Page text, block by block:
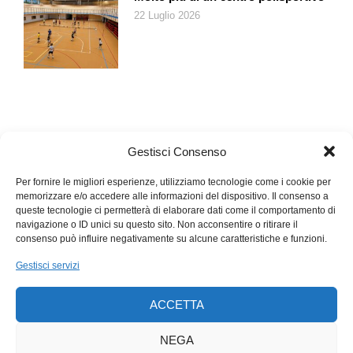
Gestisci Consenso
Per fornire le migliori esperienze, utilizziamo tecnologie come i cookie per
memorizzare e/o accedere alle informazioni del dispositivo. Il consenso a
queste tecnologie ci permetterà di elaborare dati come il comportamento di
navigazione o ID unici su questo sito. Non acconsentire o ritirare il
consenso può influire negativamente su alcune caratteristiche e funzioni.
Gestisci servizi
ACCETTA
NEGA
22 Luglio 2026